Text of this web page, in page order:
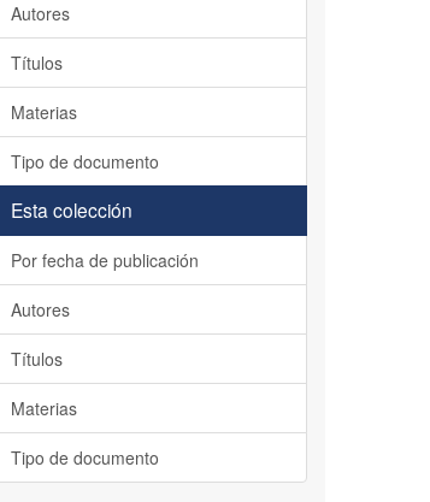
Autores
Títulos
Materias
Tipo de documento
Esta colección
Por fecha de publicación
Autores
Títulos
Materias
Tipo de documento